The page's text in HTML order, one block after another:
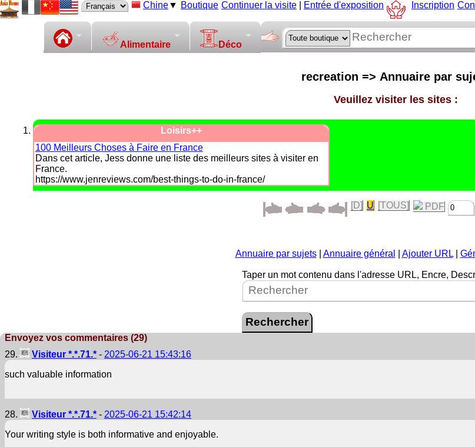
Chine▼ Boutique Continuer la visite Entrée d'exposition Inscription
Alimentaire Déco
recreation => Annuaire par
Veuillez visiter les sites :
Loisirs++
100 Meilleurs Choses à Faire en France
Dans cet article, Jess donne une liste des meilleurs sites à visiter en
France.
https://www.jenreviews.com/best-things-to-do-in-france/
[D] U [TOUS] PDF
Annuaire par sujets| Annuaire général Ajouter URL|
Taper un mot contenu dans l'adresse URL, Encre,
Envoyez vos commentaires (29)
29.
Visiteur *.*.71.* - 2025-06-21 15:43:16
such valuable information
28. Visiteur *.*.71.* - 2025-06-21 15:42:14
Your writing style is both informative and enjoyable.